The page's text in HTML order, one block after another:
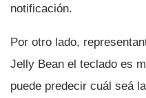
notificación.
Por otro lado,
Jelly Bean el teclado es
puede predecir cuál seá